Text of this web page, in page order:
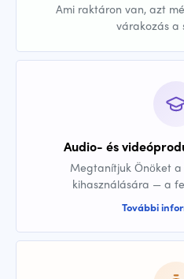
Ami raktáron van, azt
várakozás a
Audio- és
Megtanítjuk Önöket
kihasználására — a
További